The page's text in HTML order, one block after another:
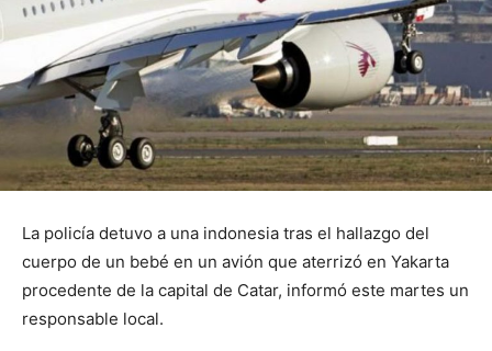
La policía detuvo a una indonesia tras el hallazgo del
cuerpo de un bebé en un avión que aterrizó en Yakarta
procedente de la capital de Catar, informó este martes un
responsable local.